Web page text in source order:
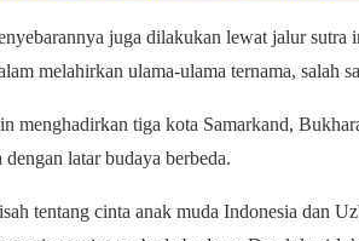
juga dilakukan lewat jalur
melahirkan ulama-ulama ternama, salah
menghadirkan tiga kota Samarkand,
latar budaya berbeda.
tentang cinta anak muda Indonesia dan